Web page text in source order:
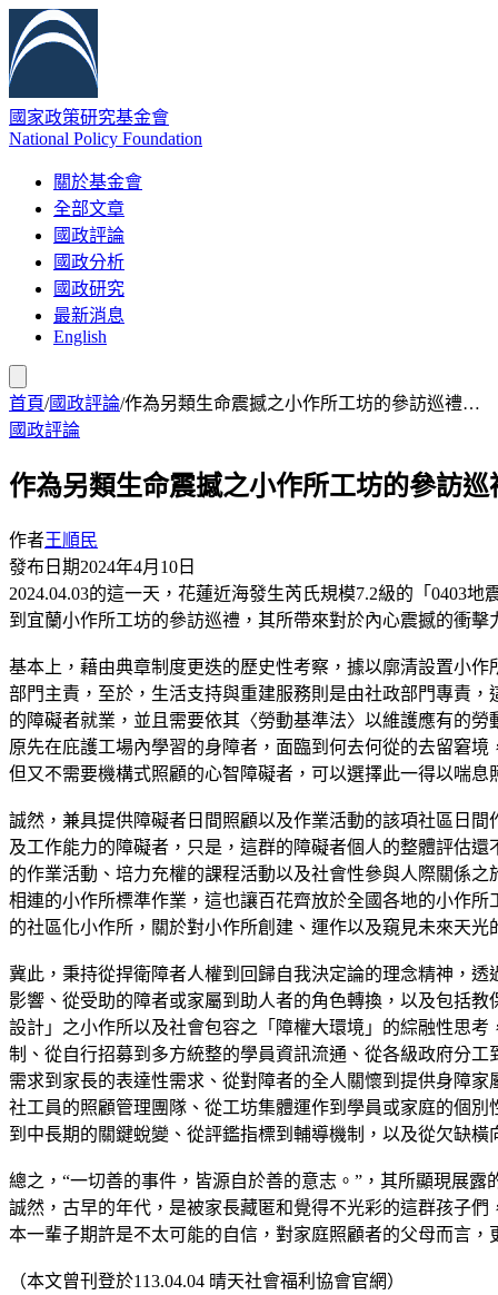
國家政策研究基金會
National Policy Foundation
關於基金會
全部文章
國政評論
國政分析
國政研究
最新消息
English
首頁/國政評論/作為另類生命震撼之小作所工坊的參訪巡禮…
國政評論
作為另類生命震撼之小作所工坊的參訪
作者王順民
發布日期2024年4月10日
2024.04.03的這一天，花蓮近海發生芮氏規模7.2級的「0403
到宜蘭小作所工坊的參訪巡禮，其所帶來對於內心震撼的衝
基本上，藉由典章制度更迭的歷史性考察，據以廓清設置小
部門主責，至於，生活支持與重建服務則是由社政部門專責
的障礙者就業，並且需要依其〈勞動基準法〉以維護應有的
原先在庇護工場內學習的身障者，面臨到何去何從的去留窘
但又不需要機構式照顧的心智障礙者，可以選擇此一得以喘
誠然，兼具提供障礙者日間照顧以及作業活動的該項社區日
及工作能力的障礙者，只是，這群的障礙者個人的整體評估
的作業活動、培力充權的課程活動以及社會性參與人際關係
相連的小作所標準作業，這也讓百花齊放於全國各地的小作
的社區化小作所，關於對小作所創建、運作以及窺見未來天
冀此，秉持從捍衛障者人權到回歸自我決定論的理念精神，
影響、從受助的障者或家屬到助人者的角色轉換，以及包括
設計」之小作所以及社會包容之「障權大環境」的綜融性思
制、從自行招募到多方統整的學員資訊流通、從各級政府分
需求到家長的表達性需求、從對障者的全人關懷到提供身障
社工員的照顧管理團隊、從工坊集體運作到學員或家庭的個
到中長期的關鍵蛻變、從評鑑指標到輔導機制，以及從欠缺
總之，“一切善的事件，皆源自於善的意志。”，其所顯現展
誠然，古早的年代，是被家長藏匿和覺得不光彩的這群孩子
本一輩子期許是不太可能的自信，對家庭照顧者的父母而言
（本文曾刊登於113.04.04 晴天社會福利協會官網）